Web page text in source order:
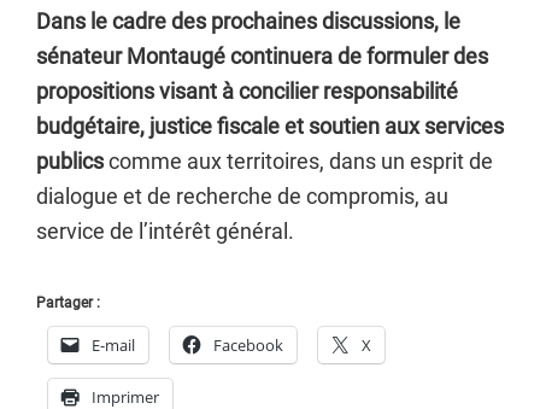
Dans le cadre des prochaines discussions, le
sénateur Montaugé continuera de formuler des
propositions visant à concilier responsabilité
budgétaire, justice fiscale et soutien aux services
publicscomme aux territoires, dans un esprit de
dialogue et de recherche de compromis, au
service de l’intérêt général.
Partager :
E-mail Facebook X
Imprimer